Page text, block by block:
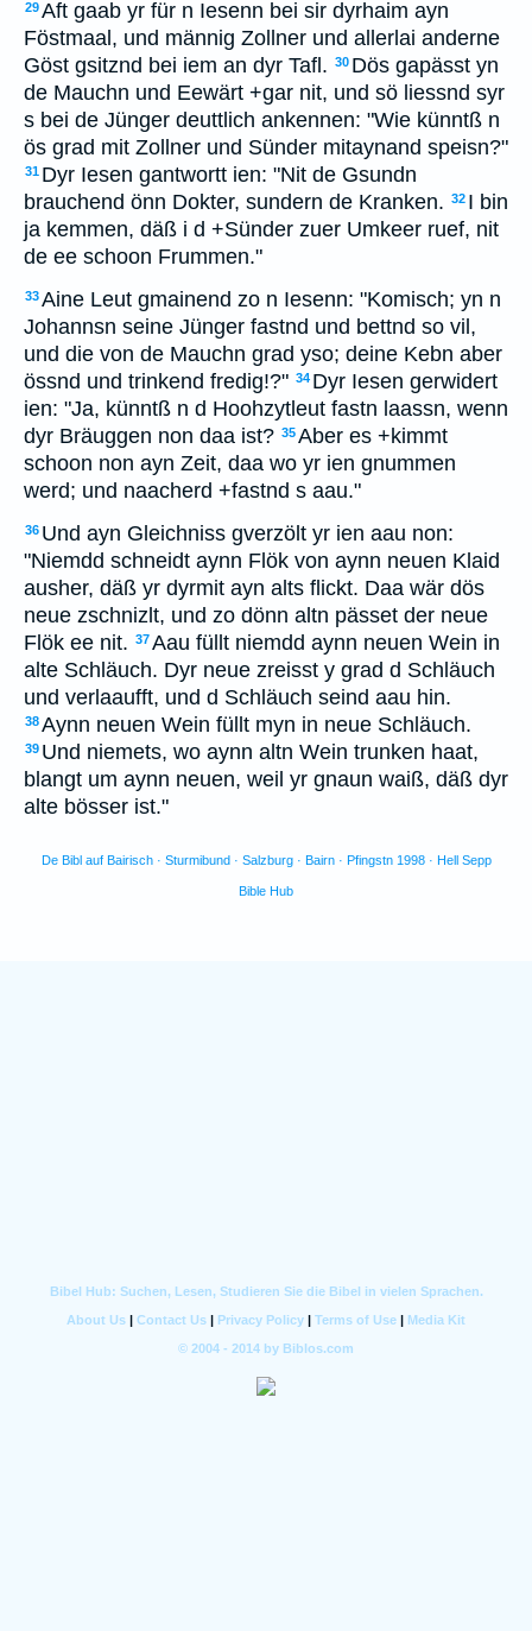
29Aft gaab yr für n Iesenn bei sir dyrhaim ayn
Föstmaal, und männig Zollner und allerlai anderne
Göst gsitznd bei iem an dyr Tafl. 30 Dös gapässt yn
de Mauchn und Eewärt +gar nit, und sö liessnd syr
s bei de Jünger deuttlich ankennen: "Wie künntß n
ös grad mit Zollner und Sünder mitaynand speisn?"
31 Dyr Iesen gantwortt ien: "Nit de Gsundn
brauchend önn Dokter, sundern de Kranken. 32 I bin
ja kemmen, däß i d +Sünder zuer Umkeer ruef, nit
de ee schoon Frummen."
33Aine Leut gmainend zo n Iesenn: "Komisch; yn n
Johannsn seine Jünger fastnd und bettnd so vil,
und die von de Mauchn grad yso; deine Kebn aber
össnd und trinkend fredig!?" 34 Dyr Iesen gerwidert
ien: "Ja, künntß n d Hoohzytleut fastn laassn, wenn
dyr Bräuggen non daa ist? 35Aber es +kimmt
schoon non ayn Zeit, daa wo yr ien gnummen
werd; und naacherd +fastnd s aau."
36 Und ayn Gleichniss gverzölt yr ien aau non:
"Niemdd schneidt aynn Flök von aynn neuen Klaid
ausher, däß yr dyrmit ayn alts flickt. Daa wär dös
neue zschnizlt, und zo dönn altn pässet der neue
Flök ee nit. 37Aau füllt niemdd aynn neuen Wein in
alte Schläuch. Dyr neue zreisst y grad d Schläuch
und verlaaufft, und d Schläuch seind aau hin.
38Aynn neuen Wein füllt myn in neue Schläuch.
39 Und niemets, wo aynn altn Wein trunken haat,
blangt um aynn neuen, weil yr gnaun waiß, däß dyr
alte bösser ist."
De Bibl auf Bairisch · Sturmibund · Salzburg · Bairn · Pfingstn 1998 · Hell Sepp
Bible Hub